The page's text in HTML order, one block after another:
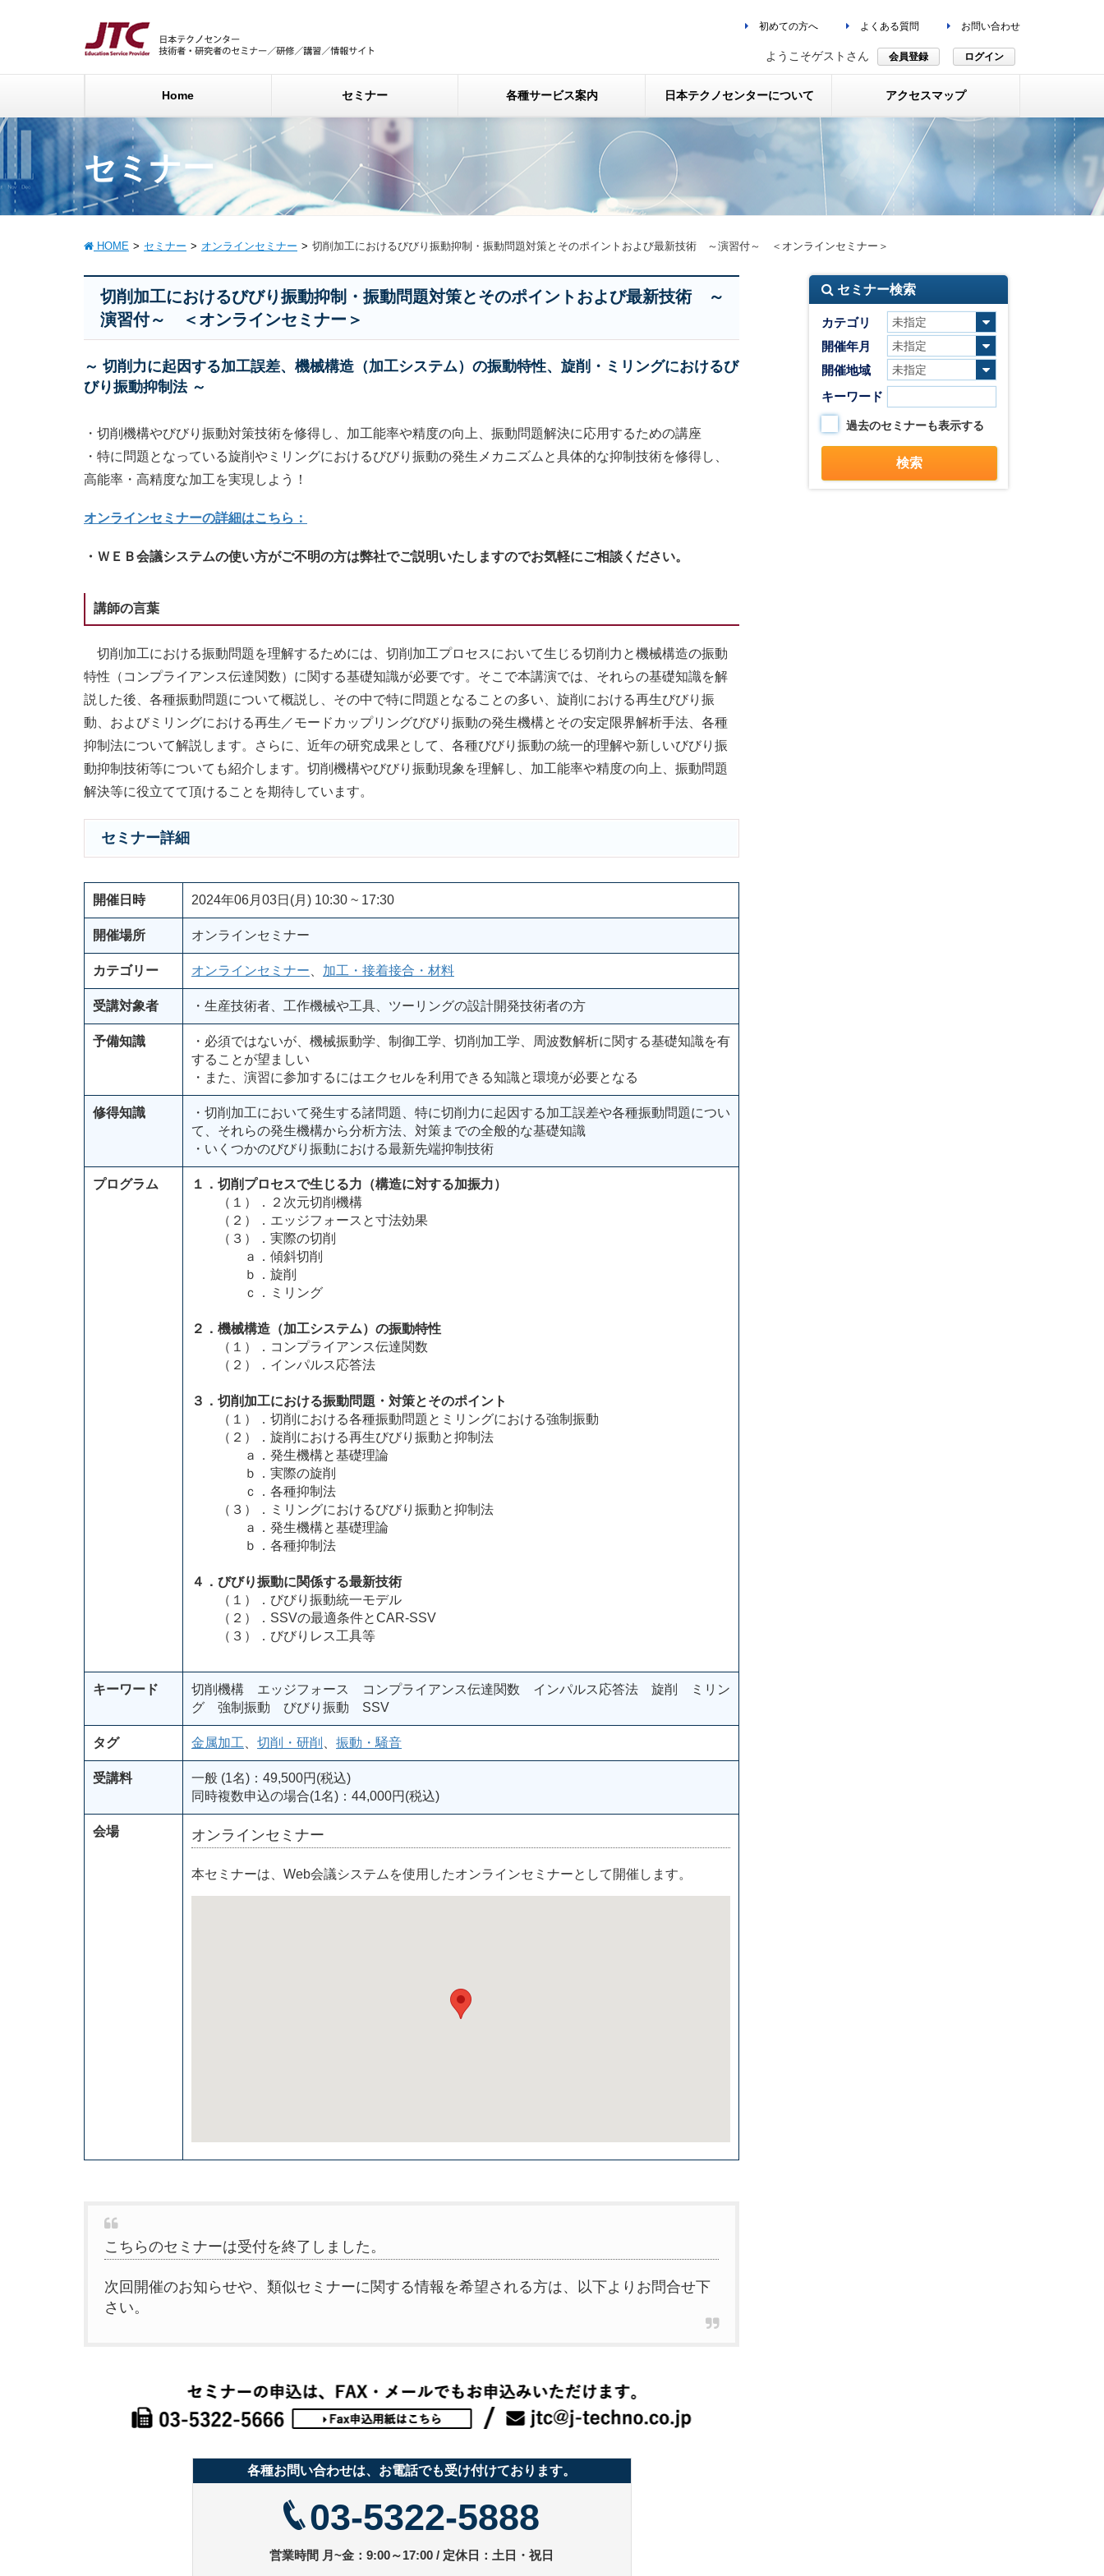
初めての方へ よくある質問 お問い合わせ
ようこそゲストさん 会員登録 ログイン
Home セミナー 各種サービス案内 日本テクノセンターについて アクセスマップ
セミナー
HOME セミナー オンラインセミナー 切削加工におけるびびり振動抑制・振動問題対策とそのポイントおよび最新技術 ～演習付～ ＜オンラインセミナー＞
切削加工におけるびびり振動抑制・振動問題対策とそのポイントおよび最新技術 ～
演習付～ ＜オンラインセミナー＞
～ 切削力に起因する加工誤差、機械構造（加工システム）の振動特性、旋削・ミリングにおけるび
びり振動抑制法 ～
・切削機構やびびり振動対策技術を修得し、加工能率や精度の向上、振動問題解決に応用するための講座
・特に問題となっている旋削やミリングにおけるびびり振動の発生メカニズムと具体的な抑制技術を修得し、
高能率・高精度な加工を実現しよう！
オンラインセミナーの詳細はこちら：
・ＷＥＢ会議システムの使い方がご不明の方は弊社でご説明いたしますのでお気軽にご相談ください。
講師の言葉
切削加工における振動問題を理解するためには、切削加工プロセスにおいて生じる切削力と機械構造の振動
特性（コンプライアンス伝達関数）に関する基礎知識が必要です。そこで本講演では、それらの基礎知識を解
説した後、各種振動問題について概説し、その中で特に問題となることの多い、旋削における再生びびり振
動、およびミリングにおける再生／モードカップリングびびり振動の発生機構とその安定限界解析手法、各種
抑制法について解説します。さらに、近年の研究成果として、各種びびり振動の統一的理解や新しいびびり振
動抑制技術等についても紹介します。切削機構やびびり振動現象を理解し、加工能率や精度の向上、振動問題
解決等に役立てて頂けることを期待しています。
セミナー詳細
開催日時 2024年06月03日(月) 10:30 ~ 17:30
開催場所 オンラインセミナー
カテゴリー オンラインセミナー 加工・接着接合・材料
受講対象者 ・生産技術者、工作機械や工具、ツーリングの設計開発技術者の方
予備知識
・必須ではないが、機械振動学、制御工学、切削加工学、周波数解析に関する基礎知識を有
することが望ましい
・また、演習に参加するにはエクセルを利用できる知識と環境が必要となる
修得知識
・切削加工において発生する諸問題、特に切削力に起因する加工誤差や各種振動問題につい
て、それらの発生機構から分析方法、対策までの全般的な基礎知識
・いくつかのびびり振動における最新先端抑制技術
プログラム
１．切削プロセスで生じる力（構造に対する加振力）
（１）．２次元切削機構
（２）．エッジフォースと寸法効果
（３）．実際の切削
ａ．傾斜切削
ｂ．旋削
ｃ．ミリング
２．機械構造（加工システム）の振動特性
（１）．コンプライアンス伝達関数
（２）．インパルス応答法
３．切削加工における振動問題・対策とそのポイント
（１）．切削における各種振動問題とミリングにおける強制振動
（２）．旋削における再生びびり振動と抑制法
ａ．発生機構と基礎理論
ｂ．実際の旋削
ｃ．各種抑制法
（３）．ミリングにおけるびびり振動と抑制法
ａ．発生機構と基礎理論
ｂ．各種抑制法
４．びびり振動に関係する最新技術
（１）．びびり振動統一モデル
（２）．SSVの最適条件とCAR-SSV
（３）．びびりレス工具等
キーワード
切削機構 エッジフォース コンプライアンス伝達関数 インパルス応答法 旋削 ミリン
グ 強制振動 びびり振動 SSV
タグ 金属加工 切削・研削 振動・騒音
受講料
一般 (1名)：49,500円(税込)
同時複数申込の場合(1名)：44,000円(税込)
会場 オンラインセミナー
本セミナーは、Web会議システムを使用したオンラインセミナーとして開催します。
こちらのセミナーは受付を終了しました。
次回開催のお知らせや、類似セミナーに関する情報を希望される方は、以下よりお問合せ下
さい。
各種お問い合わせは、お電話でも受け付けております。
03-5322-5888
営業時間 月~金：9:00～17:00 / 定休日：土日・祝日
セミナー検索
カテゴリ
開催年月
開催地域
キーワード
過去のセミナーも表示する